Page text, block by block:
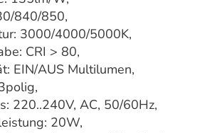
840/850,
3000/4000/5000K,
CRI > 80,
EIN/AUS Multilumen,
220..240V, AC, 50/60Hz,
20W,